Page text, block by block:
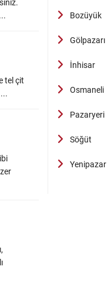
tel çit
Bozüyük
Gölpazarı
İnhisar
Osmaneli
Pazaryeri
Söğüt
Yenipazar